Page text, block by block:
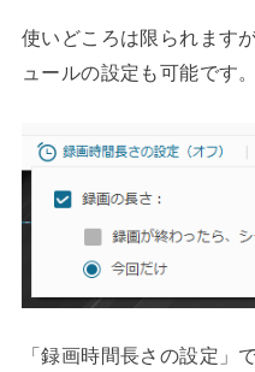
使いどころは限られます
ュールの設定も可能です。
「録画時間長さの設定」